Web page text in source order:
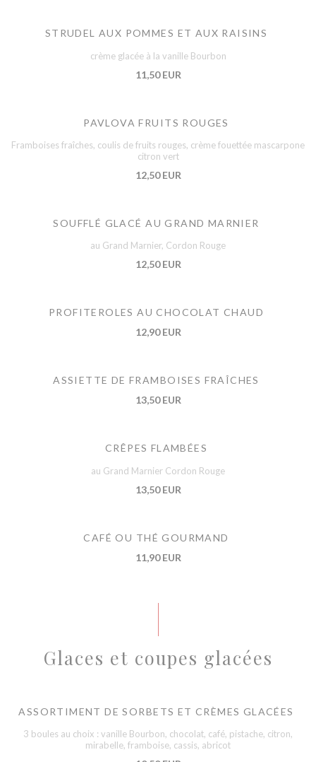
STRUDEL AUX POMMES ET AUX RAISINS
crème glacée à la vanille Bourbon
11,50 EUR
PAVLOVA FRUITS ROUGES
Framboises fraîches, coulis de fruits rouges, crème fouettée mascarpone
citron vert
12,50 EUR
SOUFFLÉ GLACÉ AU GRAND MARNIER
au Grand Marnier, Cordon Rouge
12,50 EUR
PROFITEROLES AU CHOCOLAT CHAUD
12,90 EUR
ASSIETTE DE FRAMBOISES FRAÎCHES
13,50 EUR
CRÊPES FLAMBÉES
au Grand Marnier Cordon Rouge
13,50 EUR
CAFÉ OU THÉ GOURMAND
11,90 EUR
Glaces et coupes glacées
ASSORTIMENT DE SORBETS ET CRÈMES GLACÉES
3 boules au choix : vanille Bourbon, chocolat, café, pistache, citron,
mirabelle, framboise, cassis, abricot